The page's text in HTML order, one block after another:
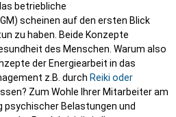
betriebliche
scheinen auf den ersten Blick
zu haben. Beide Konzepte
des Menschen. Warum also
der Energiearbeit in das
z.B. durch Reiki oder
Zum Wohle Ihrer Mitarbeiter am
psychischer Belastungen und